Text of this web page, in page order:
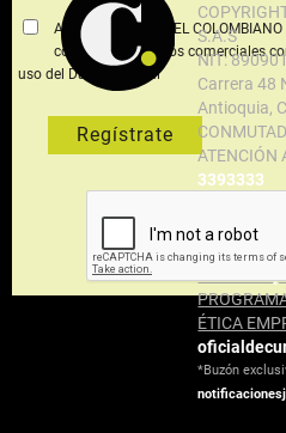
Acepto que Grupo EL
con terceros aliados comerciales
uso del Dato Personal
S.A.S
NIT:
Carrera 48
Antioquia,
ATENCIÓN
3393333
*Para
peticiones,
ÉTICA
*Buzón